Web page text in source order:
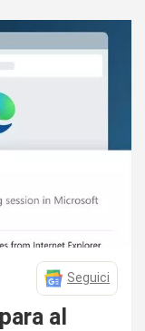
Seguici
al